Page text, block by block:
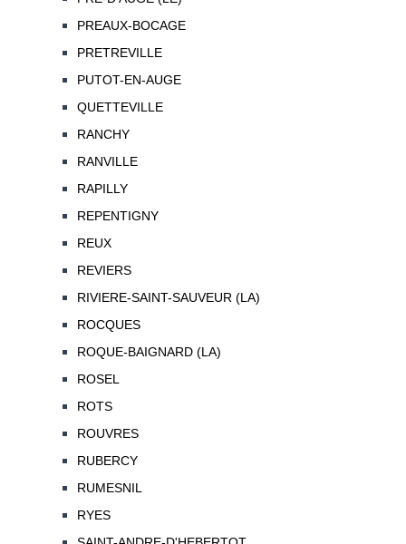
PREAUX-BOCAGE
PRETREVILLE
PUTOT-EN-AUGE
QUETTEVILLE
RANCHY
RANVILLE
RAPILLY
REPENTIGNY
REUX
REVIERS
RIVIERE-SAINT-SAUVEUR (LA)
ROCQUES
ROQUE-BAIGNARD (LA)
ROSEL
ROTS
ROUVRES
RUBERCY
RUMESNIL
RYES